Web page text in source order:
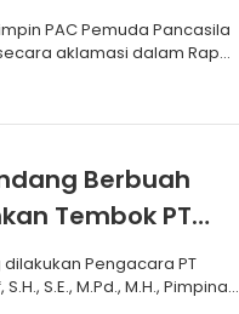
PAC Pemuda Pancasila
aklamasi dalam Rapat
Berbuah
Tembok PT
Pengacara PT
S.E., M.Pd., M.H., Pimpinan